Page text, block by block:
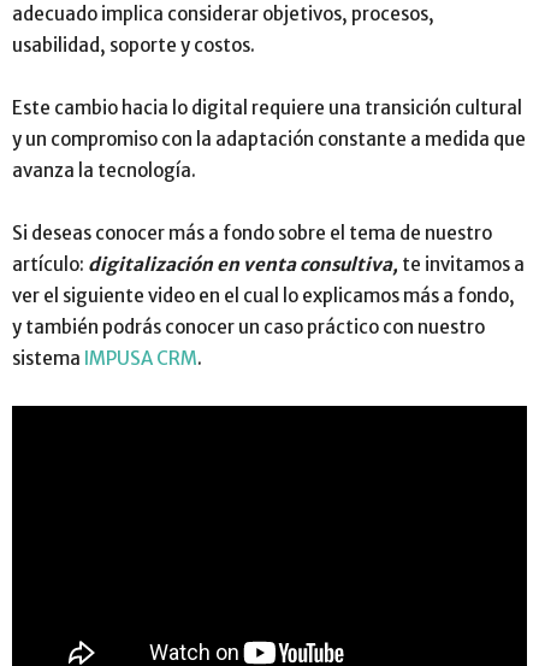
adecuado implica considerar objetivos, procesos,
usabilidad, soporte y costos.
Este cambio hacia lo digital requiere una transición cultural
y un compromiso con la adaptación constante a medida que
avanza la tecnología.
Si deseas conocer más a fondo sobre el tema de nuestro
artículo: digitalización en venta consultiva, te invitamos a
ver el siguiente video en el cual lo explicamos más a fondo,
y también podrás conocer un caso práctico con nuestro
sistema IMPUSA CRM.